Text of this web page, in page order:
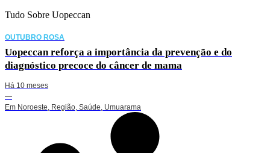
Tudo Sobre Uopeccan
OUTUBRO ROSA
Uopeccan reforça a importância da prevenção e do
diagnóstico precoce do câncer de mama
Há 10 meses
—
Em Noroeste Região Saúde Umuarama